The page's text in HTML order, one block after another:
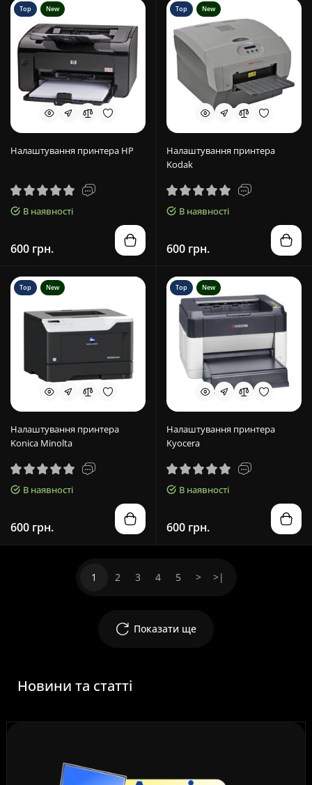
Top New
Налаштування принтера HP
В наявності
600 грн.
Top New
Налаштування принтера
Kodak
В наявності
600 грн.
Top New
Налаштування принтера
Konica Minolta
В наявності
600 грн.
Top New
Налаштування принтера
Kyocera
В наявності
600 грн.
Показати ще
1 2 3 4 5 > >|
Новини та статті